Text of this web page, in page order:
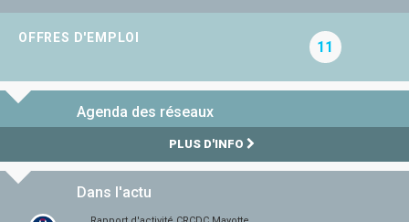
OFFRES D'EMPLOI
11
Agenda des réseaux
PLUS D'INFO
Dans l'actu